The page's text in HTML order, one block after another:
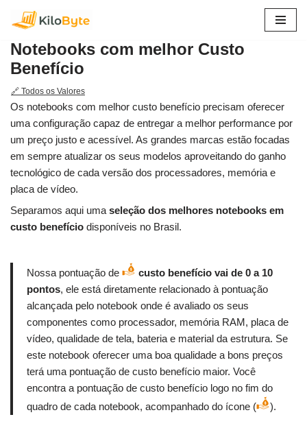
para
o
conteúdo
Notebooks com melhor Custo
Benefício
🔗 Todos os Valores
Os notebooks com melhor custo benefício precisam oferecer
uma configuração capaz de entregar a melhor performance por
um preço justo e acessível. As grandes marcas estão focadas
em sempre atualizar os seus modelos aproveitando do ganho
tecnológico de cada versão dos processadores, memória e
placa de vídeo.
Separamos aqui uma seleção dos melhores notebooks em
custo benefício disponíveis no Brasil.
Nossa pontuação de
custo benefício vai de 0 a 10
pontos, ele está diretamente relacionado à pontuação
alcançada pelo notebook onde é avaliado os seus
componentes como processador, memória RAM, placa de
vídeo, qualidade de tela, bateria e material da estrutura. Se
este notebook oferecer uma boa qualidade a bons preços
terá uma pontuação de custo benefício maior. Você
encontra a pontuação de custo benefício logo no fim do
quadro de cada notebook, acompanhado do ícone (
).